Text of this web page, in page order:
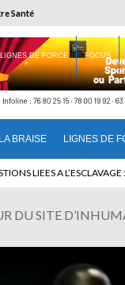
Santé
BRAISE LIGNES DE
LIGNES DE FORCE FOCUS
: Qui pilote le
DU SITE